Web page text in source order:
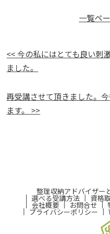
一覧ペ
<< 今の私にはとても良い刺
ました。
再受講させて頂きました。
ます。 >>
整理収納アドバイザー
選べる受講方法 資格
会社概要 お問合せ
プライバシーポリシー